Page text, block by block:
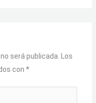
será publicada. Los
con *